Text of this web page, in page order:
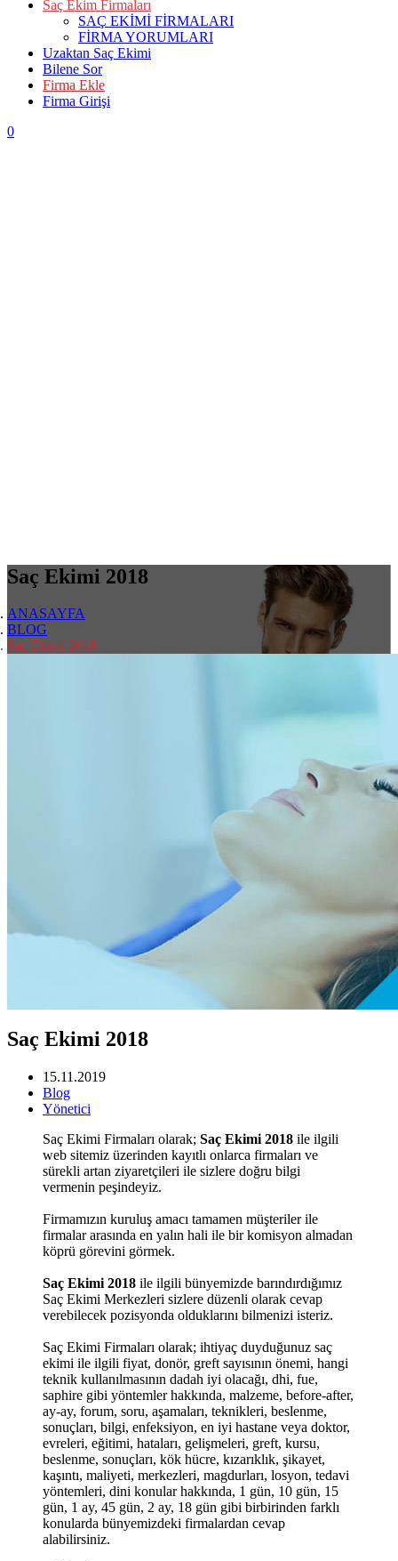
Saç Ekim Firmaları
SAÇ EKİMİ FİRMALARI
FİRMA YORUMLARI
Uzaktan Saç Ekimi
Bilene Sor
Firma Ekle
Firma Girişi
0
Saç Ekimi 2018
ANASAYFA
BLOG
Saç Ekimi 2018
Saç Ekimi 2018
15.11.2019
Blog
Yönetici
Saç Ekimi Firmaları olarak; Saç Ekimi 2018 ile ilgili
web sitemiz üzerinden kayıtlı onlarca firmaları ve
sürekli artan ziyaretçileri ile sizlere doğru bilgi
vermenin peşindeyiz.
Firmamızın kuruluş amacı tamamen müşteriler ile
firmalar arasında en yalın hali ile bir komisyon almadan
köprü görevini görmek.
Saç Ekimi 2018 ile ilgili bünyemizde barındırdığımız
Saç Ekimi Merkezleri sizlere düzenli olarak cevap
verebilecek pozisyonda olduklarını bilmenizi isteriz.
Saç Ekimi Firmaları olarak; ihtiyaç duyduğunuz saç
ekimi ile ilgili fiyat, donör, greft sayısının önemi, hangi
teknik kullanılmasının dadah iyi olacağı, dhi, fue,
saphire gibi yöntemler hakkında, malzeme, before-after,
ay-ay, forum, soru, aşamaları, teknikleri, beslenme,
sonuçları, bilgi, enfeksiyon, en iyi hastane veya doktor,
evreleri, eğitimi, hataları, gelişmeleri, greft, kursu,
beslenme, sonuçları, kök hücre, kızarıklık, şikayet,
kaşıntı, maliyeti, merkezleri, magdurları, losyon, tedavi
yöntemleri, dini konular hakkında, 1 gün, 10 gün, 15
gün, 1 ay, 45 gün, 2 ay, 18 gün gibi birbirinden farklı
konularda bünyemizdeki firmalardan cevap
alabilirsiniz.